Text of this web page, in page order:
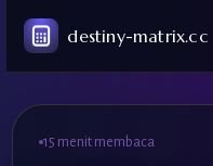
destiny-matrix.cc
15 menit membaca